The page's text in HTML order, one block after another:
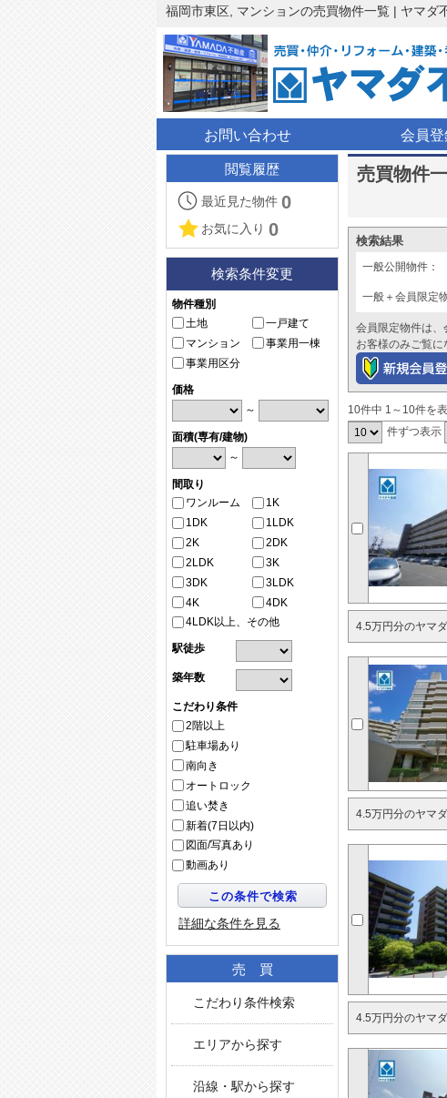
福岡市東区, マンションの売買物件一覧 | ヤマダ
お問い合わせ 会員登
売買物件
検索結果
一般公開物件：
一般＋会員限定
会員限定物件は、
お客様のみご覧に
10件中 1～10件を
件ずつ表示
4.5万円分のヤマ
4.5万円分のヤマ
4.5万円分のヤマ
閲覧履歴
最近見た物件 0
お気に入り 0
検索条件変更
物件種別
土地
一戸建て
マンション
事業用一棟
事業用区分
価格
～
面積(専有/建物)
～
間取り
ワンルーム
1K
1DK
1LDK
2K
2DK
2LDK
3K
3DK
3LDK
4K
4DK
4LDK以上、その他
駅徒歩
築年数
こだわり条件
2階以上
駐車場あり
南向き
オートロック
追い焚き
新着(7日以内)
図面/写真あり
動画あり
詳細な条件を見る
売買
こだわり条件検索
エリアから探す
沿線・駅から探す